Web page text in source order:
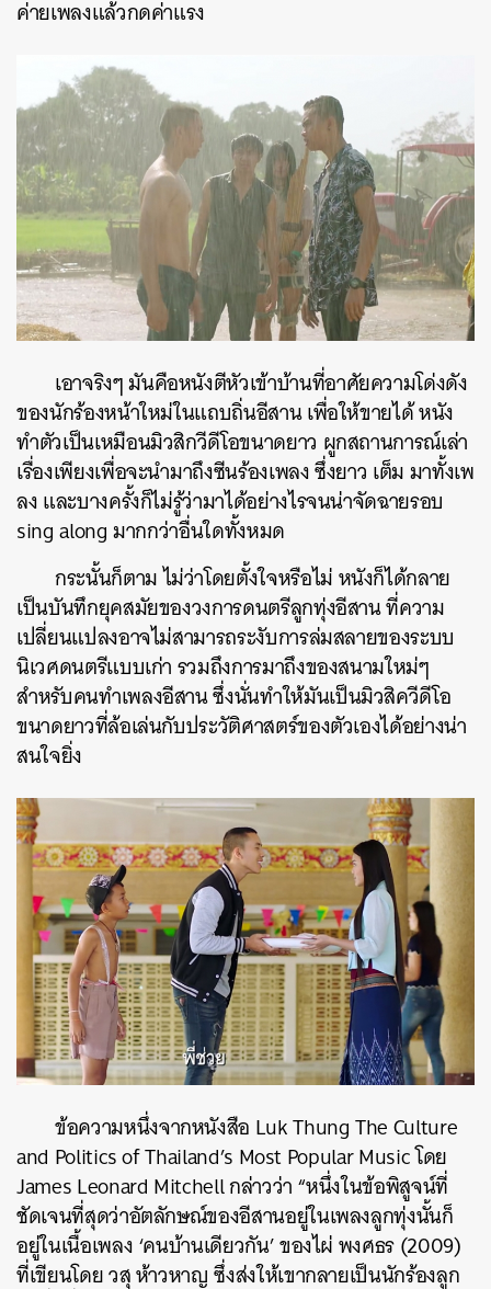
ค่ายเพลงแล้วกดค่าแรง
เอาจริงๆ มันคือหนังตีหัวเข้าบ้านที่อาศัยความโด่งดัง
ของนักร้องหน้าใหม่ในแถบถิ่นอีสาน เพื่อให้ขายได้ หนัง
ทำตัวเป็นเหมือนมิวสิกวีดีโอขนาดยาว ผูกสถานการณ์เล่า
เรื่องเพียงเพื่อจะนำมาถึงซีนร้องเพลง ซึ่งยาว เต็ม มาทั้งเพ
ลง และบางครั้งก็ไม่รู้ว่ามาได้อย่างไรจนน่าจัดฉายรอบ
sing along มากกว่าอื่นใดทั้งหมด
กระนั้นก็ตาม ไม่ว่าโดยตั้งใจหรือไม่ หนังก็ได้กลาย
เป็นบันทึกยุคสมัยของวงการดนตรีลูกทุ่งอีสาน ที่ความ
เปลี่ยนแปลงอาจไม่สามารถระงับการล่มสลายของระบบ
นิเวศดนตรีแบบเก่า รวมถึงการมาถึงของสนามใหม่ๆ
สำหรับคนทำเพลงอีสาน ซึ่งนั่นทำให้มันเป็นมิวสิควีดีโอ
ขนาดยาวที่ล้อเล่นกับประวัติศาสตร์ของตัวเองได้อย่างน่า
สนใจยิ่ง
ข้อความหนึ่งจากหนังสือ Luk Thung The Culture
and Politics of Thailand’s Most Popular Music โดย
James Leonard Mitchell กล่าวว่า “หนึ่งในข้อพิสูจน์ที่
ชัดเจนที่สุดว่าอัตลักษณ์ของอีสานอยู่ในเพลงลูกทุ่งนั้นก็
อยู่ในเนื้อเพลง ‘คนบ้านเดียวกัน’ ของไผ่ พงศธร (2009)
ที่เขียนโดย วสุ ห้าวหาญ ซึ่งส่งให้เขากลายเป็นนักร้องลูก